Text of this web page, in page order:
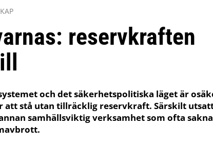
reservkraften
och det säkerhetspolitiska läget är
att stå utan tillräcklig reservkraft. Särskilt
samhällsviktig verksamhet som ofta